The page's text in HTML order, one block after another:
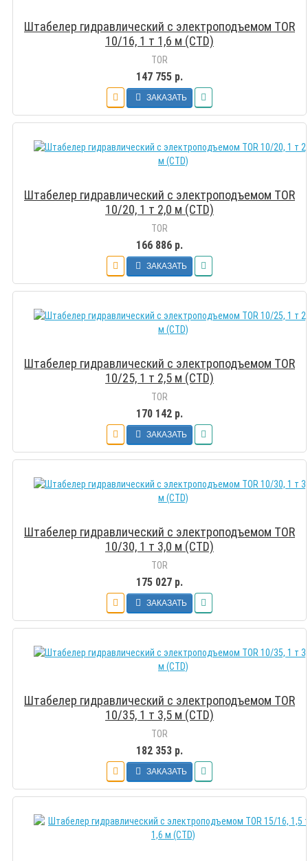
Штабелер гидравлический с электроподъемом TOR
10/16, 1 т 1,6 м (CTD)
TOR
147 755 р.
ЗАКАЗАТЬ
Штабелер гидравлический с электроподъемом TOR
10/20, 1 т 2,0 м (CTD)
TOR
166 886 р.
ЗАКАЗАТЬ
Штабелер гидравлический с электроподъемом TOR
10/25, 1 т 2,5 м (CTD)
TOR
170 142 р.
ЗАКАЗАТЬ
Штабелер гидравлический с электроподъемом TOR
10/30, 1 т 3,0 м (CTD)
TOR
175 027 р.
ЗАКАЗАТЬ
Штабелер гидравлический с электроподъемом TOR
10/35, 1 т 3,5 м (CTD)
TOR
182 353 р.
ЗАКАЗАТЬ